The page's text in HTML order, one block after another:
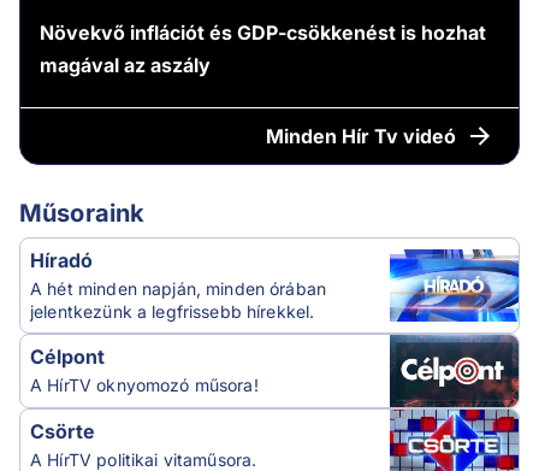
Növekvő inflációt és GDP-csökkenést is hozhat
magával az aszály
Minden Hír Tv videó
Műsoraink
Híradó
A hét minden napján, minden órában
jelentkezünk a legfrissebb hírekkel.
Célpont
A HírTV oknyomozó műsora!
Csörte
A HírTV politikai vitaműsora.